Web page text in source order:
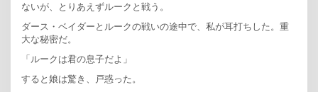
ないが、とりあえずルークと戦う。
ダース・ベイダーとルークの戦いの途中で、私が耳打ちした。重
大な秘密だ。
「ルークは君の息子だよ」
すると娘は驚き、戸惑った。